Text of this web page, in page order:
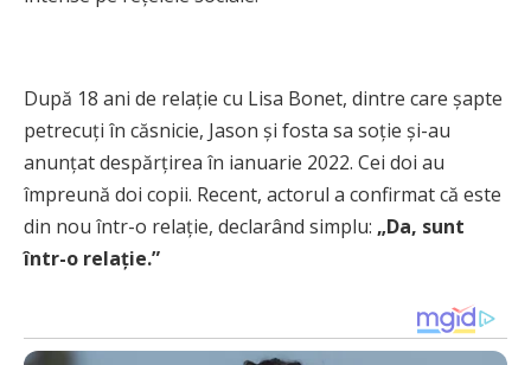
După 18 ani de relație cu Lisa Bonet, dintre care șapte
petrecuți în căsnicie, Jason și fosta sa soție și-au
anunțat despărțirea în ianuarie 2022. Cei doi au
împreună doi copii. Recent, actorul a confirmat că este
din nou într-o relație, declarând simplu: „Da, sunt
într-o relație.”